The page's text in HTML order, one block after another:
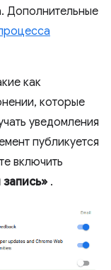
Дополнительные
как
которые
уведомления
публикуется
включить
.